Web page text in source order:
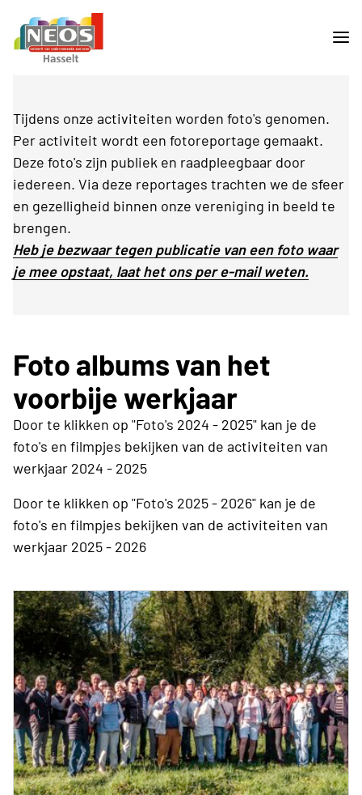
Tijdens onze activiteiten worden foto's genomen.
Per activiteit wordt een fotoreportage gemaakt.
Deze foto's zijn publiek en raadpleegbaar door
iedereen. Via deze reportages trachten we de sfeer
en gezelligheid binnen onze vereniging in beeld te
brengen.
Heb je bezwaar tegen publicatie van een foto waar
je mee opstaat, laat het ons per e-mail weten.
Foto albums van het
voorbije werkjaar
Door te klikken op "Foto's 2024 - 2025" kan je de
foto's en filmpjes bekijken van de activiteiten van
werkjaar 2024 - 2025
Door te klikken op "Foto's 2025 - 2026" kan je de
foto's en filmpjes bekijken van de activiteiten van
werkjaar 2025 - 2026